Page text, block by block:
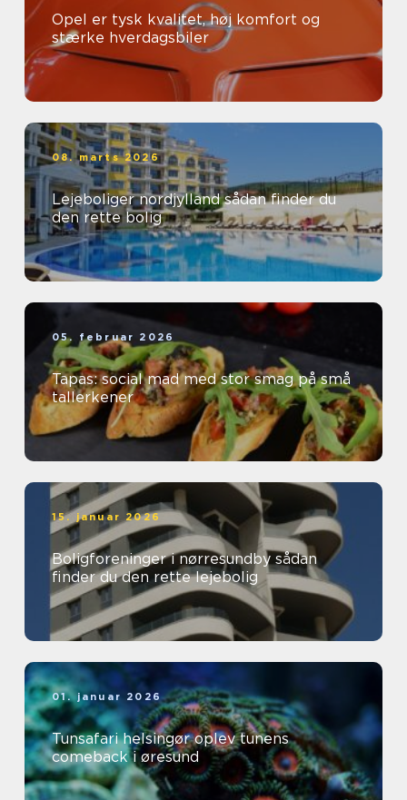
Opel er tysk kvalitet, høj komfort og
stærke hverdagsbiler
08. marts 2026
Lejeboliger nordjylland sådan finder du
den rette bolig
05. februar 2026
Tapas: social mad med stor smag på små
tallerkener
15. januar 2026
Boligforeninger i nørresundby sådan
finder du den rette lejebolig
01. januar 2026
Tunsafari helsingør oplev tunens
comeback i øresund